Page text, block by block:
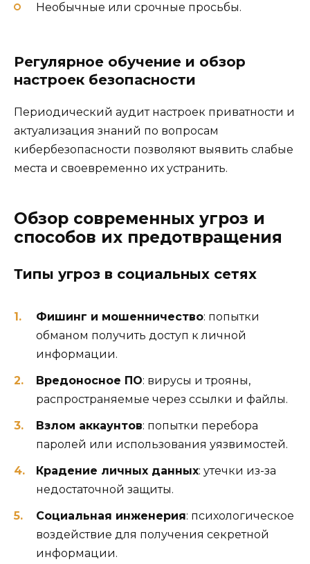
Необычные или срочные просьбы.
Регулярное обучение и обзор
настроек безопасности
Периодический аудит настроек приватности и
актуализация знаний по вопросам
кибербезопасности позволяют выявить слабые
места и своевременно их устранить.
Обзор современных угроз и
способов их предотвращения
Типы угроз в социальных сетях
Фишинг и мошенничество: попытки
обманом получить доступ к личной
информации.
Вредоносное ПО: вирусы и трояны,
распространяемые через ссылки и файлы.
Взлом аккаунтов: попытки перебора
паролей или использования уязвимостей.
Крадение личных данных: утечки из-за
недостаточной защиты.
Социальная инженерия: психологическое
воздействие для получения секретной
информации.